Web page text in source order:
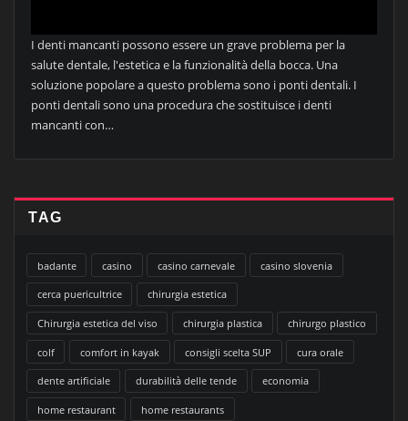
I denti mancanti possono essere un grave problema per la
salute dentale, l'estetica e la funzionalità della bocca. Una
soluzione popolare a questo problema sono i ponti dentali. I
ponti dentali sono una procedura che sostituisce i denti
mancanti con…
TAG
badante casino casino carnevale casino slovenia
cerca puericultrice chirurgia estetica
Chirurgia estetica del viso chirurgia plastica chirurgo plastico
colf comfort in kayak consigli scelta SUP cura orale
dente artificiale durabilità delle tende economia
home restaurant home restaurants